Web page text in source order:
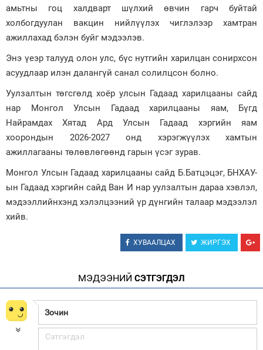
амьтны гоц халдварт шүлхий өвчин гарч буйтай
холбогдуулан вакцин нийлүүлэх чиглэлээр хамтран
ажиллахад бэлэн буйг мэдээлэв.
Энэ үеэр талууд олон улс, бүс нутгийн харилцан сонирхсон
асуудлаар илэн далангүй санал солилцсон болно.
Уулзалтын төгсгөлд хоёр улсын Гадаад харилцааны сайд
нар Монгол Улсын Гадаад харилцааны яам, Бүгд
Найрамдах Хятад Ард Улсын Гадаад хэргийн яам
хоорондын 2026-2027 онд хэрэгжүүлэх хамтын
ажиллагааны төлөвлөгөөнд гарын үсэг зурав.
Монгол Улсын Гадаад харилцааны сайд Б.Батцэцэг, БНХАУ-
ын Гадаад хэргийн сайд Ван И нар уулзалтын дараа хэвлэл,
мэдээллийнхэнд хэлэлцээний үр дүнгийн талаар мэдээлэл
хийв.
ХУВААЛЦАХ ЖИРГЭХ
МЭДЭЭНИЙ СЭТГЭГДЭЛ